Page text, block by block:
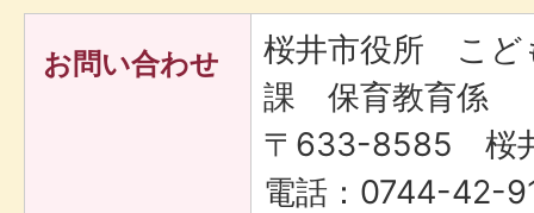
お問い合わせ
桜井市役所 こ
課 保育教育係
〒633-8585 桜
電話：0744-42-